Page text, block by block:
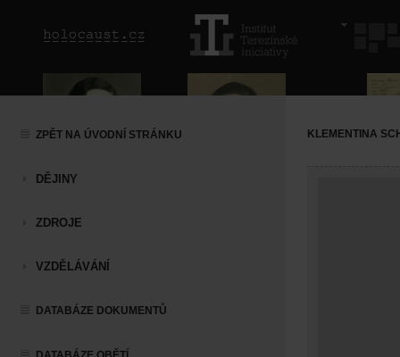
ZPĚT NA ÚVODNÍ STRÁNKU
DĚJINY
ZDROJE
VZDĚLÁVÁNÍ
DATABÁZE DOKUMENTŮ
KLEMENTINA